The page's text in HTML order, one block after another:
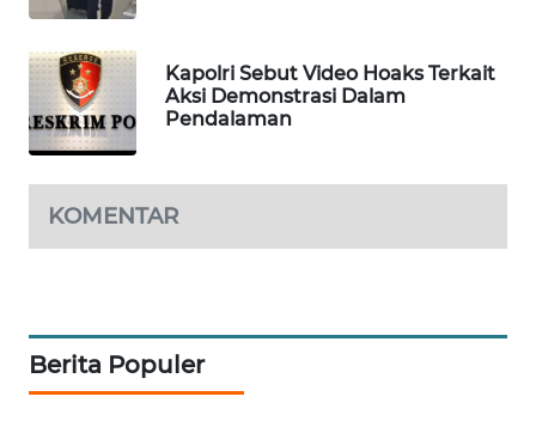
Kapolri Sebut Video Hoaks Terkait
Aksi Demonstrasi Dalam
Pendalaman
KOMENTAR
Berita Populer
MAWAKA
ID
MARTABAT
PLN
WATCH
LPKKI